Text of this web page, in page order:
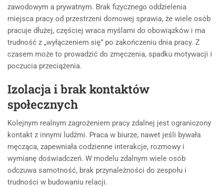
zawodowym a prywatnym. Brak fizycznego oddzielenia
miejsca pracy od przestrzeni domowej sprawia, że wiele osób
pracuje dłużej, częściej wraca myślami do obowiązków i ma
trudność z „wyłączeniem się” po zakończeniu dnia pracy. Z
czasem może to prowadzić do zmęczenia, spadku motywacji i
poczucia przeciążenia.
Izolacja i brak kontaktów
społecznych
Kolejnym realnym zagrożeniem pracy zdalnej jest ograniczony
kontakt z innymi ludźmi. Praca w biurze, nawet jeśli bywała
męcząca, zapewniała codzienne interakcje, rozmowy i
wymianę doświadczeń. W modelu zdalnym wiele osób
odczuwa samotność, brak przynależności do zespołu i
trudności w budowaniu relacji.